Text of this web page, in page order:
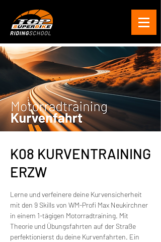
K08 KURVENTRAINING
ERZW
Lerne und verfeinere deine Kurvensicherheit
mit den 9 Skills von WM-Profi Max Neukirchner
in einem 1-tägigen Motorradtraining. Mit
Theorie und Übungsfahrten auf der Straße
perfektionierst du deine Kurvenfahrten. Ein